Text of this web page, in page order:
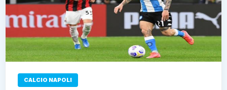
CALCIO NAPOLI